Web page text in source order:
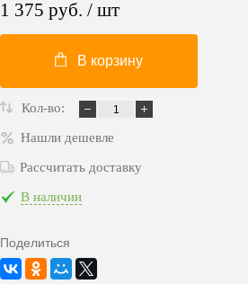
1 375 руб. / шт
В корзину
Кол-во:
Нашли дешевле
Рассчитать доставку
В наличии
Поделиться